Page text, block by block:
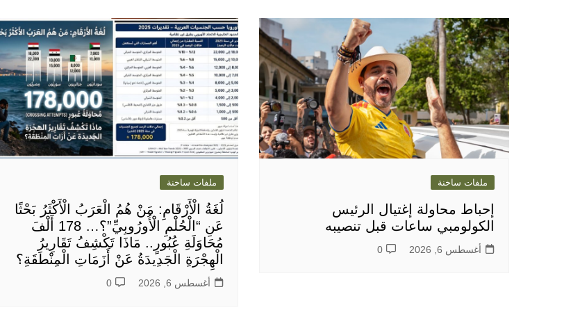
ملفات ساخنة
إحباط محاولة إغتيال الرئيس
الكولومبي ساعات قبل تنصيبه
أغسطس 6, 2026 0
ملفات ساخنة
لُغَةُ الْأَرْقَامِ: مَنْ هُمُ الْعَرَبُ الْأَكْثَرُ بَحْثًا
عَنِ “الْحُلْمِ الْأُورُوبِيِّ”؟… 178 أَلْفَ
مُحَاوَلَةِ عُبُورٍ.. مَاذَا تَكْشِفُ تَقَارِيرُ
الْهِجْرَةِ الْجَدِيدَةُ عَنْ أَزَمَاتِ الْمِنْطَقَةِ؟
أغسطس 6, 2026 0